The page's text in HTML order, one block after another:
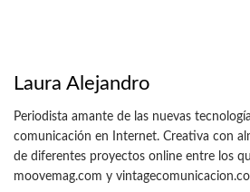
Laura Alejandro
Periodista amante de las nuevas
comunicación en Internet. Creativa con
de diferentes proyectos online entre los
moovemag.com y